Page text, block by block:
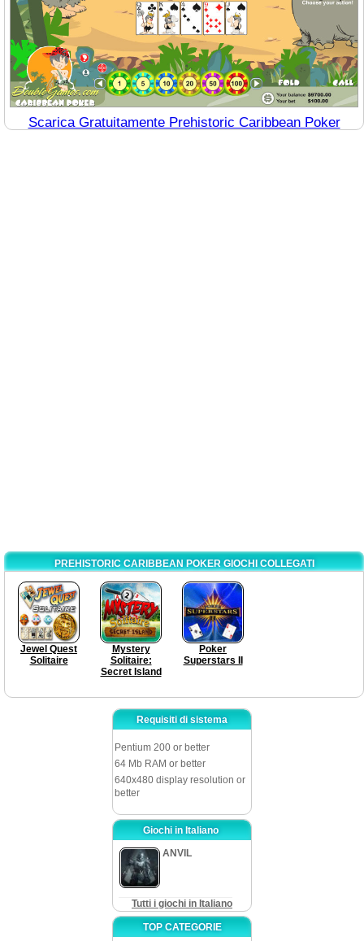
Scarica Gratuitamente Prehistoric Caribbean Poker
PREHISTORIC CARIBBEAN POKER GIOCHI COLLEGATI
Jewel Quest
Solitaire
Mystery
Solitaire:
Secret Island
Poker
Superstars II
Requisiti di sistema
Pentium 200 or better
64 Mb RAM or better
640x480 display resolution or
better
Giochi in Italiano
ANVIL
Tutti i giochi in Italiano
TOP CATEGORIE